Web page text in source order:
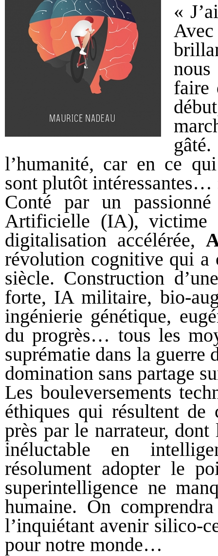
«
Avec
faire
l’humanité, car en ce
sont plutôt intéressantes…
Conté par un
Artificielle (IA), victime
digitalisation accélérée,
révolution cognitive qui a
siècle. Construction
forte, IA militaire, bio-
ingénierie génétique,
du progrès… tous les
suprématie dans la guerre
domination sans partage
Les bouleversements
éthiques qui résultent de
près par le narrateur,
inéluctable en
résolument adopter le
superintelligence ne
humaine. On
l’inquiétant avenir silico-
pour notre monde…